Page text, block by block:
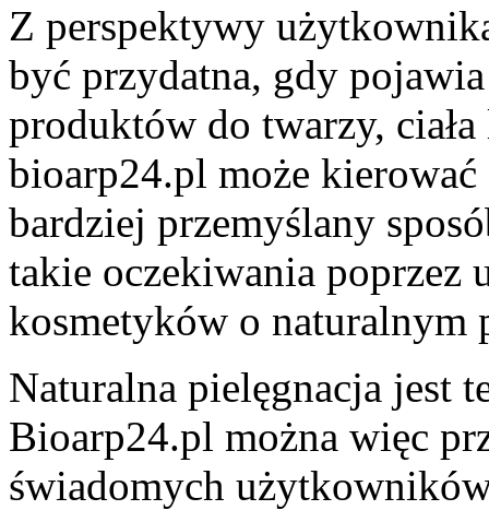
Z perspektywy
być przydatna, gdy
produktów do twarzy,
bioarp24.pl może kierować
bardziej przemyślany
takie oczekiwania poprzez
kosmetyków o naturalnym
Naturalna pielęgnacja jest
Bioarp24.pl można więc
świadomych